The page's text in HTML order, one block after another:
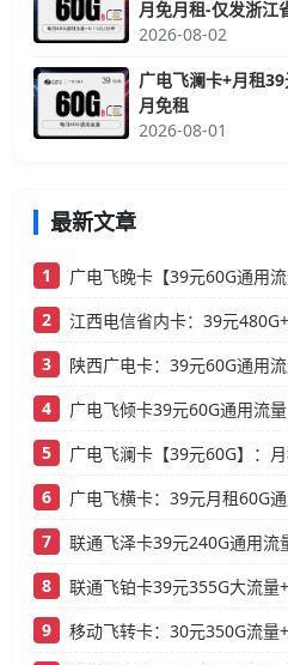
月免月租-仅发浙江
2026-08-02
广电飞澜卡+月租
月免租
2026-08-01
最新文章
1
2
3
4
广电飞倾卡39元60G通用流
5
6
7
8
联通飞铂卡39元355G大流量
9